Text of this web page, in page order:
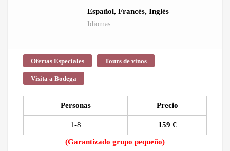
Español, Francés, Inglés
Idiomas
Ofertas Especiales Tours de vinos
Visita a Bodega
Personas Precio
1-8 159 €
(Garantizado grupo pequeño)